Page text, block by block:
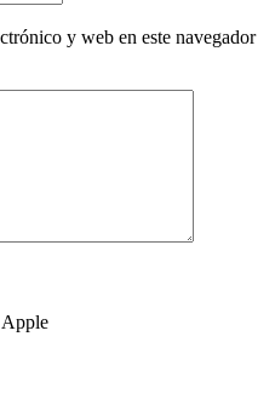
y web en este navegador
Apple